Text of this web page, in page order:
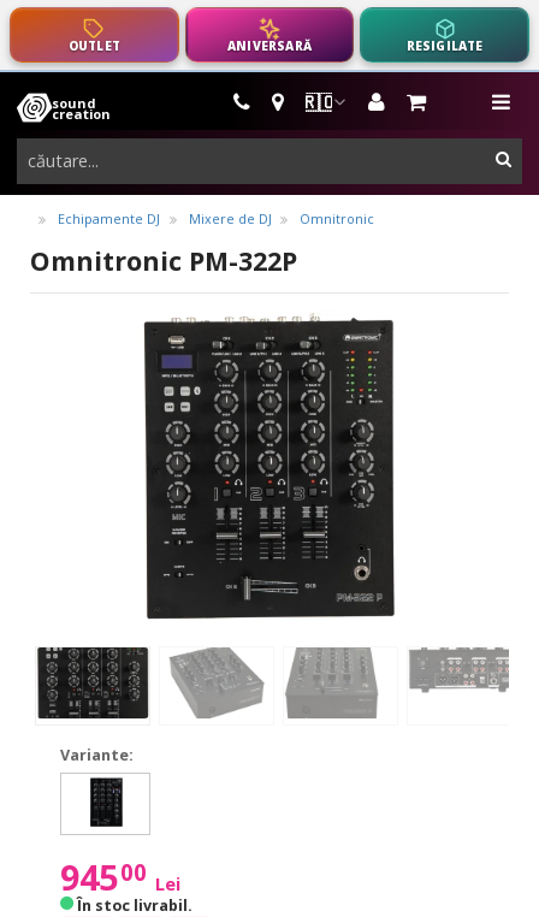
OUTLET ANIVERSARĂ RESIGILATE
🇷🇴
sound
creation
instrumente
muzicale,
echipamente
pro-
audio
Echipamente DJ Mixere de DJ Omnitronic
Omnitronic PM-322P
Variante:
PM-
311P
PM-
311P
94500 Lei
În stoc livrabil.